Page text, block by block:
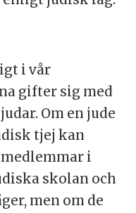
i vår
gifter sig med
Om en jude
tjej kan
i
skolan och
men om de